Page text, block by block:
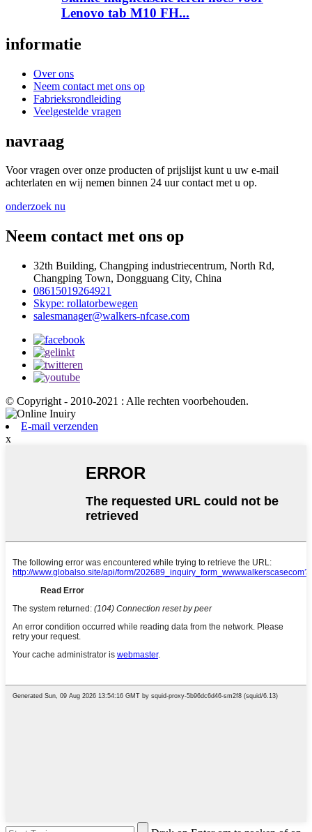
Lenovo tab M10 FH...
informatie
Over ons
Neem contact met ons op
Fabrieksrondleiding
Veelgestelde vragen
navraag
Voor vragen over onze producten of prijslijst kunt u uw e-mail
achterlaten en wij nemen binnen 24 uur contact met u op.
onderzoek nu
Neem contact met ons op
32th Building, Changping industriecentrum, North Rd,
Changping Town, Dongguang City, China
08615019264921
Skype: rollatorbewegen
salesmanager@walkers-nfcase.com
© Copyright - 2010-2021 : Alle rechten voorbehouden.
E-mail verzenden
x